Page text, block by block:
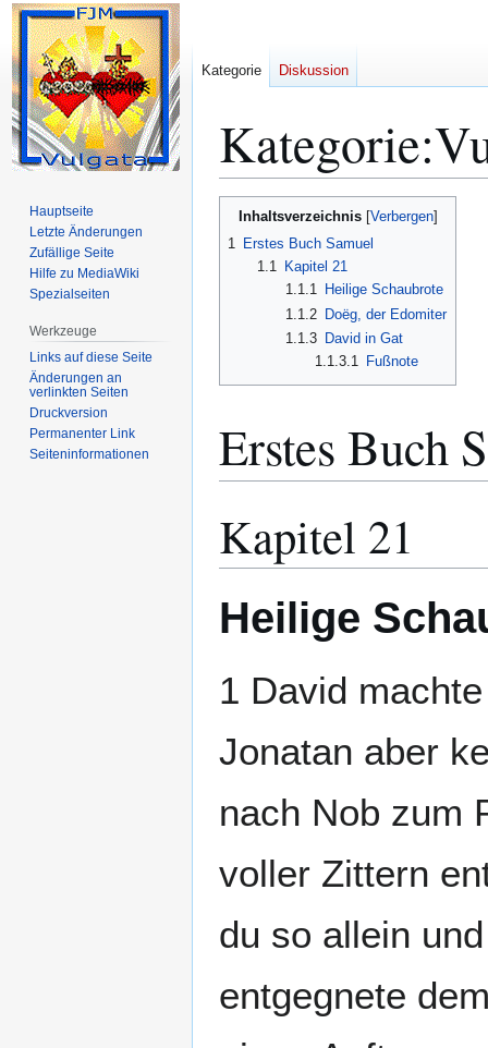
Kategorie:
Zur
Zur
Inhaltsverzeichnis
1 Erstes Buch Samuel
1.1
Kapitel 21
1.1.1 Heilige Schaubrote
1.1.2 Doëg, der Edomiter
1.1.3 David in Gat
1.1.3.1
Fußnote
Erstes Buch
Kapitel 21
Heilige
1 David
Jonatan aber
nach Nob zum
voller Zittern
du so allein
entgegnete
Kategorie Diskussion
Hauptseite
Letzte Änderungen
Zufällige Seite
Hilfe zu MediaWiki
Spezialseiten
Werkzeuge
Links auf diese Seite
Änderungen an
verlinkten Seiten
Druckversion
Permanenter Link
Seiten­­informationen